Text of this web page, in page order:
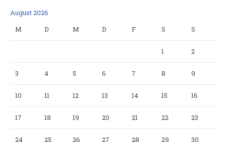
August 2026
M
D M D F S S
1 2
3 4 5 6 7 8 9
10 11 12 13 14 15 16
17 18 19 20 21 22 23
24 25 26 27 28 29 30